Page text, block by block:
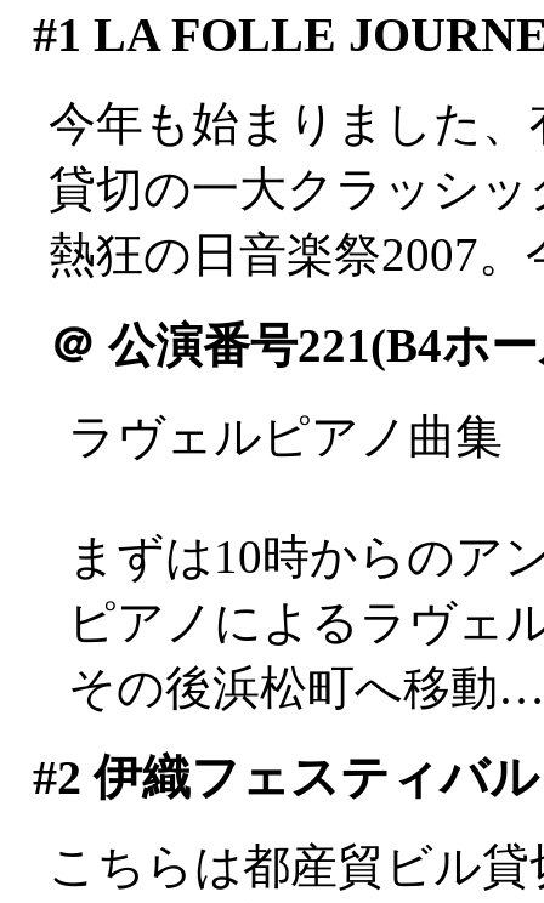
#1 LA FOLLE
今年も始まりました
貸切の一大クラッシ
熱狂の日音楽祭2007
＠ 公演番号221(B4ホ
ラヴェルピアノ曲集
まずは10時からのア
ピアノによるラヴェ
その後浜松町へ移動
#2 伊織フェスティバ
こちらは都産貿ビル